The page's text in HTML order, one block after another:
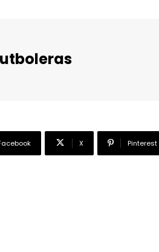
X Pinterest